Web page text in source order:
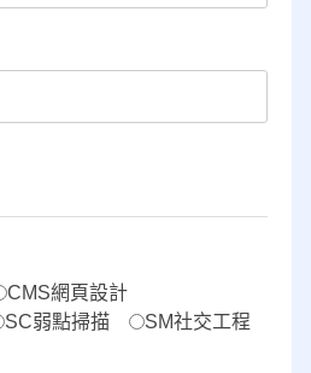
CMS網頁設計
SC弱點掃描
SM社交工程